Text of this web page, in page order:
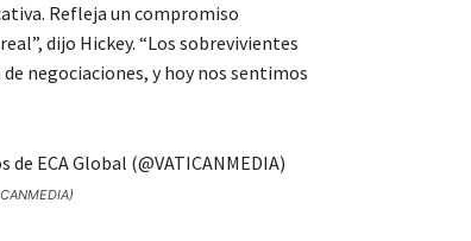
Refleja un compromiso
dijo Hickey. “Los sobrevivientes
negociaciones, y hoy nos sentimos